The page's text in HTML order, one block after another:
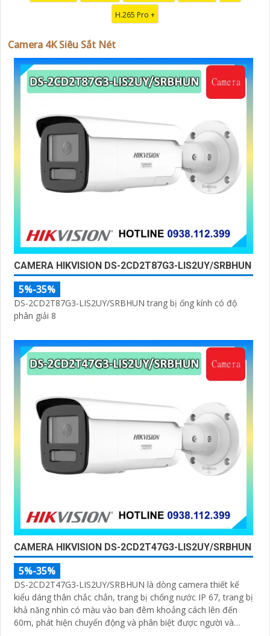
cho hệ thống an ninh của bạn."
H.265 Pro +
Camera 4K Siêu Sắt Nét
CAMERA HIKVISION DS-2CD2T87G3-LIS2UY/SRBHUN
5%-35%
DS-2CD2T87G3-LIS2UY/SRBHUN trang bị ống kính có độ
phân giải 8
CAMERA HIKVISION DS-2CD2T47G3-LIS2UY/SRBHUN
5%-35%
DS-2CD2T47G3-LIS2UY/SRBHUN là dòng camera thiết kế
kiểu dáng thân chắc chắn, trang bị chống nước IP 67, trang bị
khả năng nhìn có màu vào ban đêm khoảng cách lên đến
60m, phát hiện chuyển động và phân biệt được người và